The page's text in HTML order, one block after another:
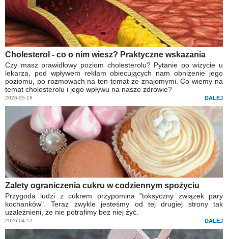
Cholesterol - co o nim wiesz? Praktyczne wskazania
Czy masz prawidłowy poziom cholesterolu? Pytanie po wizycie u
lekarza, pod wpływem reklam obiecujących nam obniżenie jego
poziomu, po rozmowach na ten temat ze znajomymi. Co wiemy na
temat cholesterolu i jego wpływu na nasze zdrowie?
2026-05-18 DALEJ
Zalety ograniczenia cukru w codziennym spożyciu
Przygoda ludzi z cukrem przypomina "toksyczny związek pary
kochanków". Teraz zwykle jesteśmy od tej drugiej strony tak
uzależnieni, że nie potrafimy bez niej żyć.
2026-04-12 DALEJ